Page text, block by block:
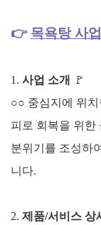
👉 목욕탕사업
1. 사업 소개
🚩
○○ 중심지에 위
피로 회복을 위한
분위기를 조성하
니다.
2. 제품/서비스 상